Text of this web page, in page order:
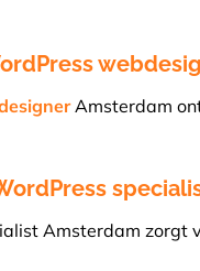
Amsterdam
Amsterdam zorgt